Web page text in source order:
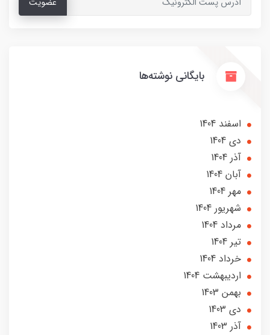
عضویت
بایگانی نوشته‌ها
اسفند 1404
دی 1404
آذر 1404
آبان 1404
مهر 1404
شهریور 1404
مرداد 1404
تير 1404
خرداد 1404
ارديبهشت 1404
بهمن 1403
دی 1403
آذر 1403